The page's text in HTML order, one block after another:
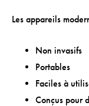
Les appareils
Non invasifs
Portables
Faciles à
Conçus pour